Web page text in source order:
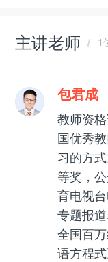
主讲老师 1
包君成
教师资
国优秀
习的方
等奖，
育电视
专题报
全国百
语方程